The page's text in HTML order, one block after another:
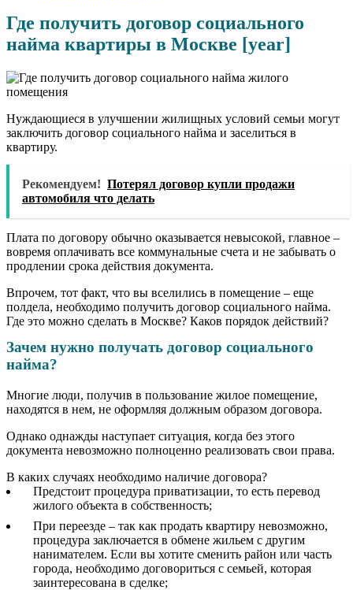
Где получить договор социального
найма квартиры в Москве [year]
Нуждающиеся в улучшении жилищных условий семьи могут
заключить договор социального найма и заселиться в
квартиру.
Рекомендуем! Потерял договор купли продажи
автомобиля что делать
Плата по договору обычно оказывается невысокой, главное –
вовремя оплачивать все коммунальные счета и не забывать о
продлении срока действия документа.
Впрочем, тот факт, что вы вселились в помещение – еще
полдела, необходимо получить договор социального найма.
Где это можно сделать в Москве? Каков порядок действий?
Зачем нужно получать договор социального
найма?
Многие люди, получив в пользование жилое помещение,
находятся в нем, не оформляя должным образом договора.
Однако однажды наступает ситуация, когда без этого
документа невозможно полноценно реализовать свои права.
В каких случаях необходимо наличие договора?
Предстоит процедура приватизации, то есть перевод
жилого объекта в собственность;
При переезде – так как продать квартиру невозможно,
процедура заключается в обмене жильем с другим
нанимателем. Если вы хотите сменить район или часть
города, необходимо договориться с семьей, которая
заинтересована в сделке;